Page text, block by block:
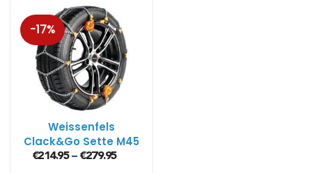
-17%
Weissenfels
Clack&Go Sette M45
(7mm)
€214.95– €279.95